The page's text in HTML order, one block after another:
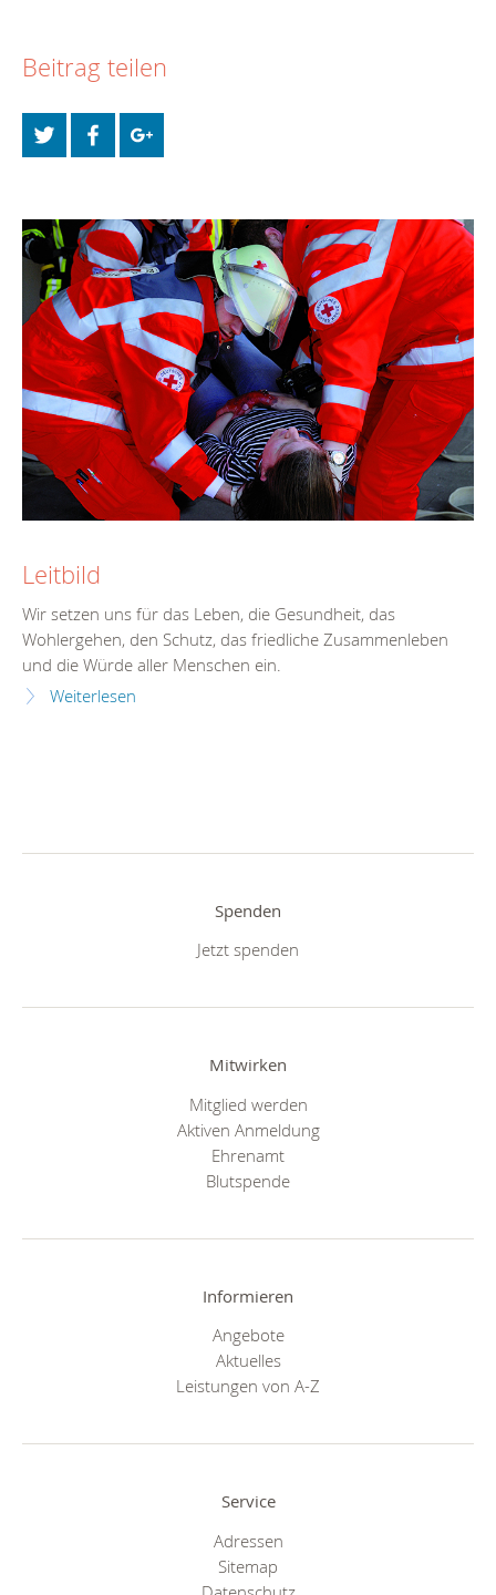
Beitrag teilen
Leitbild
Wir setzen uns für das Leben, die Gesundheit, das
Wohlergehen, den Schutz, das friedliche Zusammenleben
und die Würde aller Menschen ein.
Weiterlesen
Spenden
Jetzt spenden
Mitwirken
Mitglied werden
Aktiven Anmeldung
Ehrenamt
Blutspende
Informieren
Angebote
Aktuelles
Leistungen von A-Z
Service
Adressen
Sitemap